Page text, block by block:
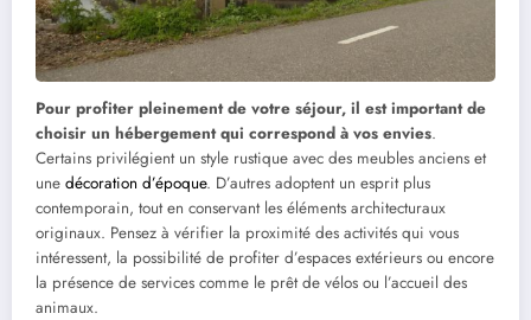
Pour profiter pleinement de votre séjour, il est important de
choisir un hébergement qui correspond à vos envies.
Certains privilégient un style rustique avec des meubles anciens et
une décoration d’époque. D’autres adoptent un esprit plus
contemporain, tout en conservant les éléments architecturaux
originaux. Pensez à vérifier la proximité des activités qui vous
intéressent, la possibilité de profiter d’espaces extérieurs ou encore
la présence de services comme le prêt de vélos ou l’accueil des
animaux.